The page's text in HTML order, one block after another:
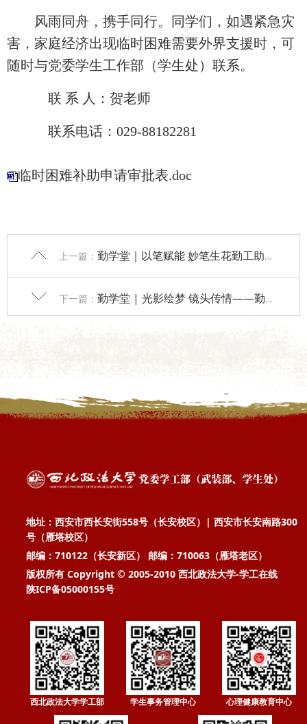
风雨同舟，携手同行。同学们，如遇紧急灾
害，家庭经济出现临时困难需要外界支援时，可
随时与党委学生工作部（学生处）联系。
联 系 人：贺老师
联系电话： 029-88182281
临时困难补助申请审批表.doc
上一篇： 勤学堂｜以笔赋能 妙笔生花勤工助学岗位技能培训
下一篇： 勤学堂 | 光影绘梦 镜头传情——勤工助学岗位培训
地址：西安市西长安街558号（长安校区）| 西安市长安南路300
号（雁塔校区）
邮编：710122（长安新区） 邮编：710063（雁塔老区）
版权所有 Copyright © 2005-2010 西北政法大学-学工在线
陕ICP备05000155号
西北政法大学学工部 学生事务管理中心 心理健康教育中心